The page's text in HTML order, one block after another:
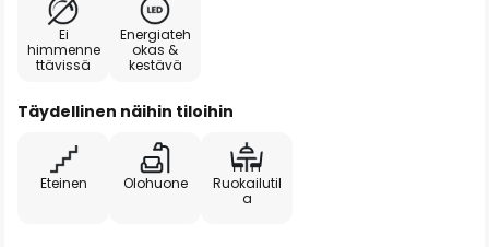
Ei
himmenne
ttävissä
Energiateh
okas &
kestävä
Täydellinen näihin tiloihin
Eteinen Olohuone
Ruokailutil
a